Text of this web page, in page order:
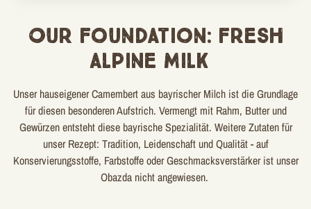
Our foundation: fresh
Alpine milk
Unser hauseigener Camembert aus bayrischer Milch ist die Grundlage
für diesen besonderen Aufstrich. Vermengt mit Rahm, Butter und
Gewürzen entsteht diese bayrische Spezialität. Weitere Zutaten für
unser Rezept: Tradition, Leidenschaft und Qualität - auf
Konservierungsstoffe, Farbstoffe oder Geschmacksverstärker ist unser
Obazda nicht angewiesen.